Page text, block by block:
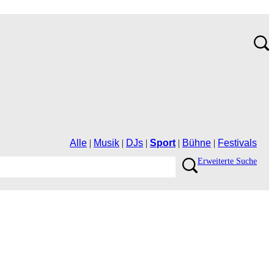
Alle | Musik | DJs | Sport | Bühne | Festivals
ErweiterteSuche